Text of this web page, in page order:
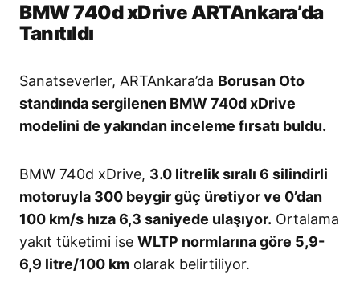
BMW 740d xDrive ARTAnkara’da
Tanıtıldı
Sanatseverler, ARTAnkara’da Borusan Oto
standında sergilenen BMW 740d xDrive
modelini de yakından inceleme fırsatı buldu.
BMW 740d xDrive, 3.0 litrelik sıralı 6 silindirli
motoruyla 300 beygir güç üretiyor ve 0’dan
100 km/s hıza 6,3 saniyede ulaşıyor. Ortalama
yakıt tüketimi ise WLTP normlarına göre 5,9-
6,9 litre/100 km olarak belirtiliyor.